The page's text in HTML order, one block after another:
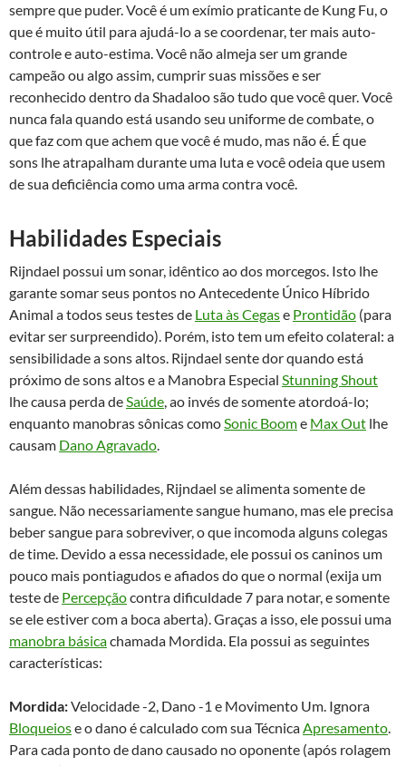
sempre que puder. Você é um exímio praticante de Kung Fu, o
que é muito útil para ajudá-lo a se coordenar, ter mais auto-
controle e auto-estima. Você não almeja ser um grande
campeão ou algo assim, cumprir suas missões e ser
reconhecido dentro da Shadaloo são tudo que você quer. Você
nunca fala quando está usando seu uniforme de combate, o
que faz com que achem que você é mudo, mas não é. É que
sons lhe atrapalham durante uma luta e você odeia que usem
de sua deficiência como uma arma contra você.
Habilidades Especiais
Rijndael possui um sonar, idêntico ao dos morcegos. Isto lhe
garante somar seus pontos no Antecedente Único Híbrido
Animal a todos seus testes de Luta às Cegase Prontidão (para
evitar ser surpreendido). Porém, isto tem um efeito colateral: a
sensibilidade a sons altos. Rijndael sente dor quando está
próximo de sons altos e a Manobra Especial Stunning Shout
lhe causa perda deSaúde, ao invés de somente atordoá-lo;
enquanto manobras sônicas comoSonic Boome Max Out lhe
causam Dano Agravado.
Além dessas habilidades, Rijndael se alimenta somente de
sangue. Não necessariamente sangue humano, mas ele precisa
beber sangue para sobreviver, o que incomoda alguns colegas
de time. Devido a essa necessidade, ele possui os caninos um
pouco mais pontiagudos e afiados do que o normal (exija um
teste de Percepçãocontra dificuldade 7 para notar, e somente
se ele estiver com a boca aberta). Graças a isso, ele possui uma
manobra básicachamada Mordida. Ela possui as seguintes
características:
Mordida:Velocidade -2, Dano -1 e Movimento Um. Ignora
Bloqueiose o dano é calculado com sua TécnicaApresamento.
Para cada ponto de dano causado no oponente (após rolagem